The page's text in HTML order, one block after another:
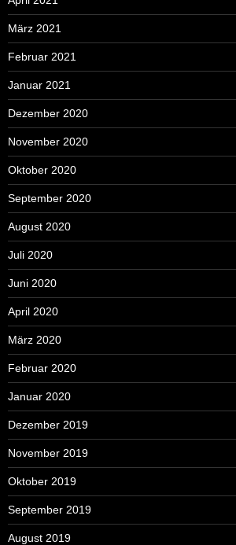
März 2021
Februar 2021
Januar 2021
Dezember 2020
November 2020
Oktober 2020
September 2020
August 2020
Juli 2020
Juni 2020
April 2020
März 2020
Februar 2020
Januar 2020
Dezember 2019
November 2019
Oktober 2019
September 2019
August 2019